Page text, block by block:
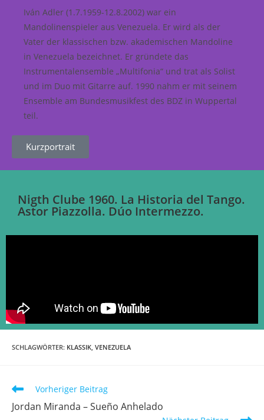
Iván Adler (1.7.1959-12.8.2002) war ein
Mandolinenspieler aus Venezuela. Er wird als der
Vater der klassischen bzw. akademischen Mandoline
in Venezuela bezeichnet. Er gründete das
Instrumentalensemble „Multifonia“ und trat als Solist
und im Duo mit Gitarre auf. 1990 nahm er mit seinem
Ensemble am Bundesmusikfest des BDZ in Wuppertal
teil.
Kurzportrait
Nigth Clube 1960. La Historia del Tango.
Astor Piazzolla. Dúo Intermezzo.
SCHLAGWÖRTER: KLASSIK, VENEZUELA
Vorheriger Beitrag
Jordan Miranda – Sueño Anhelado